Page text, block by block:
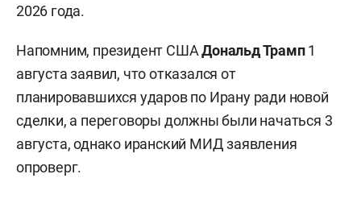
2026 года.
Напомним, президент СШАДональд Трамп1
августа заявил, что отказался от
планировавшихся ударов по Ирану ради новой
сделки, а переговоры должны были начаться 3
августа, однако иранский МИД заявления
опроверг.